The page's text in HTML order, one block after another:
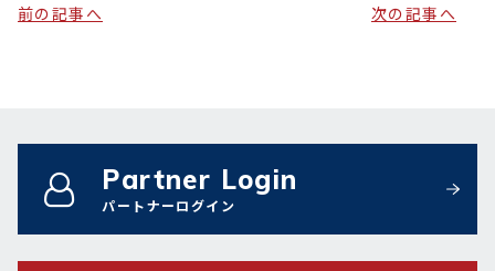
前の記事へ 次の記事へ
Partner Login
パートナーログイン